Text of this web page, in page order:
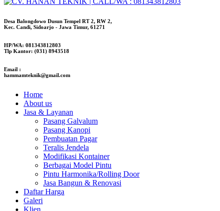
Desa Balongdowo Dusun Tempel RT 2, RW 2,
Kec. Candi, Sidoarjo - Jawa Timur, 61271
HP/WA: 081343812803
Tlp Kantor: (031) 8943518
Email :
hammamteknik@gmail.com
Home
About us
Jasa & Layanan
Pasang Galvalum
Pasang Kanopi
Pembuatan Pagar
Teralis Jendela
Modifikasi Kontainer
Berbagai Model Pintu
Pintu Harmonika/Rolling Door
Jasa Bangun & Renovasi
Daftar Harga
Galeri
Klien